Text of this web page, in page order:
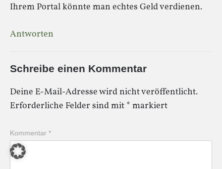
Ihrem Portal könnte man echtes Geld verdienen.
Antworten
Schreibe einen Kommentar
Deine E-Mail-Adresse wird nicht veröffentlicht.
Erforderliche Felder sind mit * markiert
Kommentar *